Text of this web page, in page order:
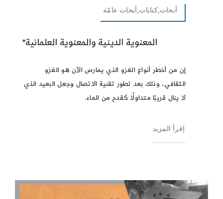
أبحاث,كتابات,أبحاث عامّة
المعنوية الدينية والمعنوية العلمانية*
إن من أخطر أنواع الغزو الذي يمارس الآن هو الغزو
الثقافي، وذلك بعد تطور تقنية الاتصال وجعل البعيد الذي
لا ينال قريبًا متداولًا كقدح من الماء.
إقرأ المزيد